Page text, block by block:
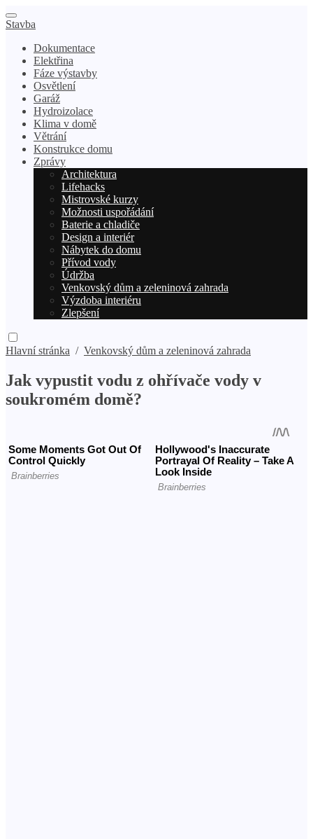
Stavba
Dokumentace
Elektřina
Fáze výstavby
Osvětlení
Garáž
Hydroizolace
Klima v domě
Větrání
Konstrukce domu
Zprávy
Architektura
Lifehacks
Mistrovské kurzy
Možnosti uspořádání
Baterie a chladiče
Design a interiér
Nábytek do domu
Přívod vody
Údržba
Venkovský dům a zeleninová zahrada
Výzdoba interiéru
Zlepšení
Hlavní stránka / Venkovský dům a zeleninová zahrada
Jak vypustit vodu z ohřívače vody v
soukromém domě?